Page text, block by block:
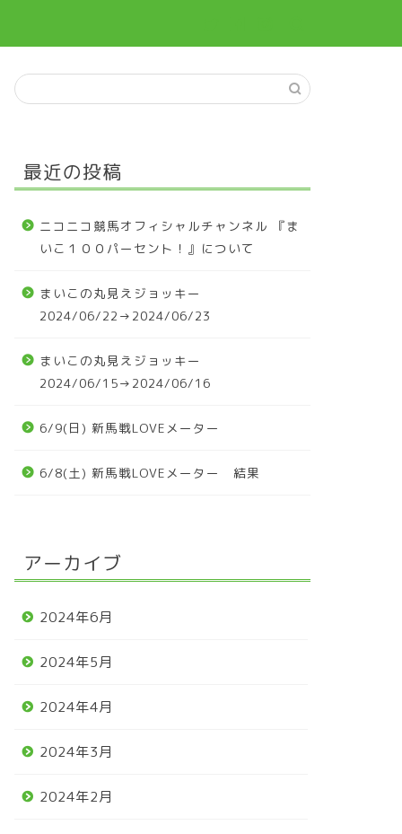
最近の投稿
ニコニコ競馬オフィシャルチャンネル 『ま
いこ１００パーセント！』について
まいこの丸見えジョッキー
2024/06/22→2024/06/23
まいこの丸見えジョッキー
2024/06/15→2024/06/16
6/9(日) 新馬戦LOVEメーター
6/8(土) 新馬戦LOVEメーター 結果
アーカイブ
2024年6月
2024年5月
2024年4月
2024年3月
2024年2月